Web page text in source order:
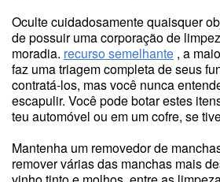
Oculte cuidadosamente quaisquer
de possuir uma corporação de
moradia. recurso semelhante , a
faz uma triagem completa de seus
contratá-los, mas você nunca
escapulir. Você pode botar estes
teu automóvel ou em um cofre, se
Mantenha um removedor de
remover várias das manchas mais